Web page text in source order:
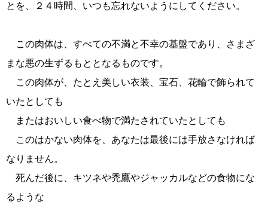
とを、２４時間、いつも忘れないようにしてください。
この肉体は、すべての不満と不幸の基盤であり、さまざ
まな悪の生ずるもととなるものです。
この肉体が、たとえ美しい衣装、宝石、花輪で飾られて
いたとしても
またはおいしい食べ物で満たされていたとしても
このはかない肉体を、あなたは最後には手放さなければ
なりません。
死んだ後に、キツネや禿鷹やジャッカルなどの食物にな
るような